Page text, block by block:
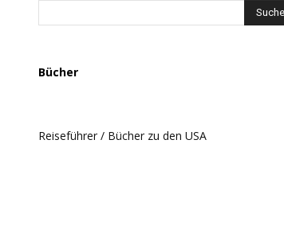
Bücher
Reiseführer / Bücher zu den USA